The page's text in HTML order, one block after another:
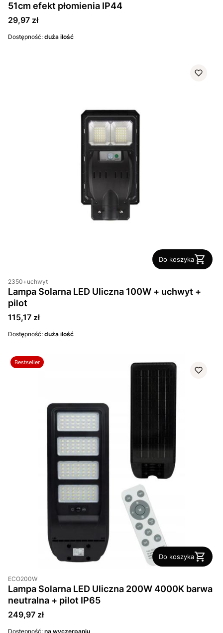
51cm efekt płomienia IP44
Cena
29,97 zł
Dostępność: duża ilość
Do koszyka
2350+uchwyt
Lampa Solarna LED Uliczna 100W + uchwyt +
pilot
Cena
115,17 zł
Dostępność: duża ilość
Bestseller
Do koszyka
ECO200W
Lampa Solarna LED Uliczna 200W 4000K barwa
neutralna + pilot IP65
Cena
249,97 zł
Dostępność: na wyczerpaniu